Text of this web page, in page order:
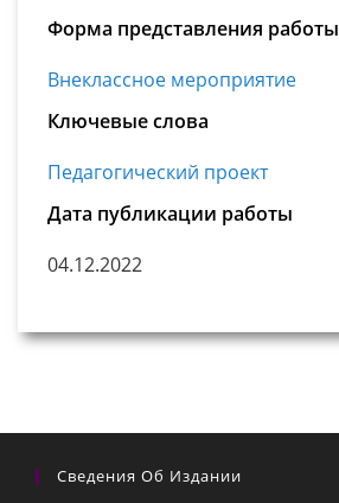
Форма представления работы
Внеклассное мероприятие
Ключевые слова
Педагогический проект
Дата публикации работы
04.12.2022
Сведения Об Издании